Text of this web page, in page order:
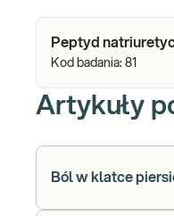
Peptyd
Kod badania: 81
Artykuły
Ból w klatce